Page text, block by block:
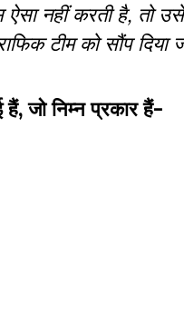
नहीं करती है, तो
टीम को सौंप दिया
हैं, जो निम्न प्रकार हैं-